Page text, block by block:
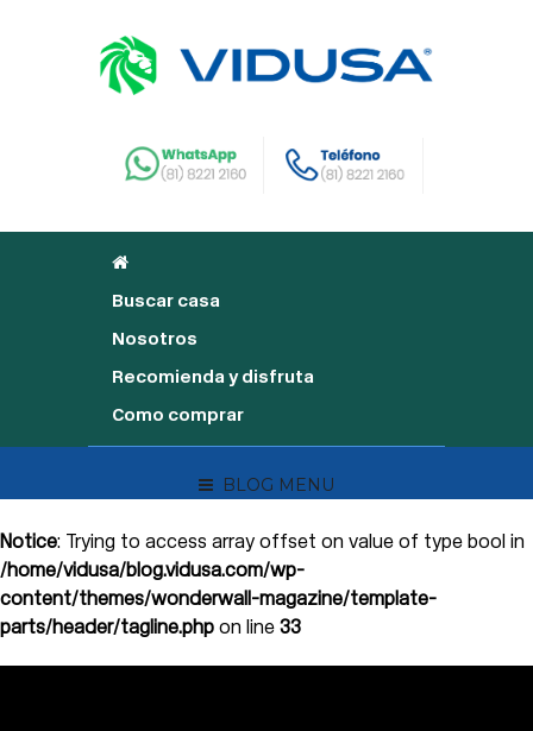
Buscar casa
Nosotros
Recomienda y disfruta
Como comprar
BLOG MENU
Notice: Trying to access array offset on value of type bool in
/home/vidusa/blog.vidusa.com/wp-
content/themes/wonderwall-magazine/template-
parts/header/tagline.php on line 33